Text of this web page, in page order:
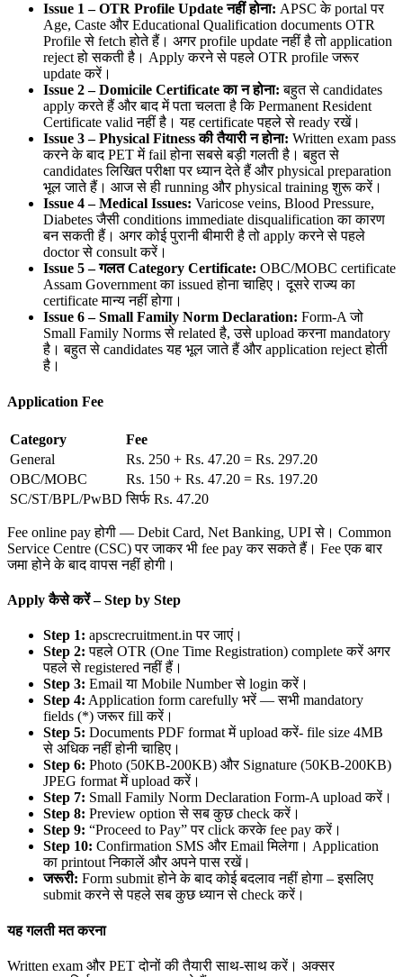
Issue 1 – OTR Profile Updateनहीं होना: APSC के portal पर
Age, Caste और Educational Qualification documents OTR
Profile से fetch होते हैं। अगर profile update नहीं है तो application
reject हो सकती है। Apply करने से पहले OTR profile जरूर
update करें।
Issue 2 – Domicile Certificateका न होना: बहुत से candidates
apply करते हैं और बाद में पता चलता है कि Permanent Resident
Certificate valid नहीं है। यह certificate पहले से ready रखें।
Issue 3 – Physical Fitnessकी तैयारी न होना: Written exam pass
करने के बाद PET में fail होना सबसे बड़ी गलती है। बहुत से
candidates लिखित परीक्षा पर ध्यान देते हैं और physical preparation
भूल जाते हैं। आज से ही running और physical training शुरू करें।
Issue 4 – Medical Issues: Varicose veins, Blood Pressure,
Diabetes जैसी conditions immediate disqualification का कारण
बन सकती हैं। अगर कोई पुरानी बीमारी है तो apply करने से पहले
doctor से consult करें।
Issue 5 –गलत Category Certificate: OBC/MOBC certificate
Assam Government का issued होना चाहिए। दूसरे राज्य का
certificate मान्य नहीं होगा।
Issue 6 – Small Family Norm Declaration: Form-A जो
Small Family Norms से related है, उसे upload करना mandatory
है। बहुत से candidates यह भूल जाते हैं और application reject होती
है।
Application Fee
Category
Fee
General
Rs. 250 + Rs. 47.20 = Rs. 297.20
OBC/MOBC
Rs. 150 + Rs. 47.20 = Rs. 197.20
SC/ST/BPL/PwBD सिर्फ Rs. 47.20
Fee online pay होगी — Debit Card, Net Banking, UPI से। Common
Service Centre (CSC) पर जाकर भी fee pay कर सकते हैं। Fee एक बार
जमा होने के बाद वापस नहीं होगी।
Applyकैसे करें –Step by Step
Step 1: apscrecruitment.in पर जाएं।
Step 2: पहले OTR (One Time Registration) complete करें अगर
पहले से registered नहीं हैं।
Step 3: Email या Mobile Number से login करें।
Step 4: Application form carefully भरें — सभी mandatory
fields (*) जरूर fill करें।
Step 5: Documents PDF format में upload करें- file size 4MB
से अधिक नहीं होनी चाहिए।
Step 6: Photo (50KB-200KB) और Signature (50KB-200KB)
JPEG format में upload करें।
Step 7: Small Family Norm Declaration Form-A upload करें।
Step 8: Preview option से सब कुछ check करें।
Step 9: “Proceed to Pay” पर click करके fee pay करें।
Step 10: Confirmation SMS और Email मिलेगा। Application
का printout निकालें और अपने पास रखें।
जरूरी: Form submit होने के बाद कोई बदलाव नहीं होगा – इसलिए
submit करने से पहले सब कुछ ध्यान से check करें।
यह गलती मत करना
Written exam और PET दोनों की तैयारी साथ-साथ करें। अक्सर